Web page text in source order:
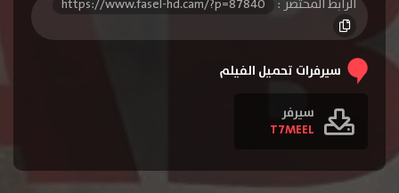
الرابط المختصر :
https://www.fasel-hd.cam/?p=87840
سيرفرات تحميل الفيلم
سيرفر
T7MEEL